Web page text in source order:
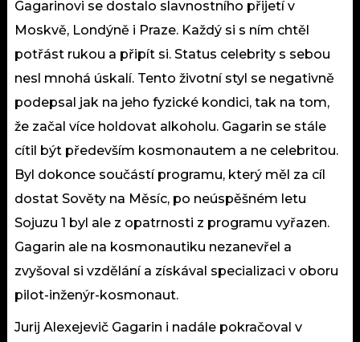
Gagarinovi se dostalo slavnostního přijetí v
Moskvě, Londýně i Praze. Každý si s ním chtěl
potřást rukou a připít si. Status celebrity s sebou
nesl mnohá úskalí. Tento životní styl se negativně
podepsal jak na jeho fyzické kondici, tak na tom,
že začal více holdovat alkoholu. Gagarin se stále
cítil být především kosmonautem a ne celebritou.
Byl dokonce součástí programu, který měl za cíl
dostat Sověty na Měsíc, po neúspěšném letu
Sojuzu 1 byl ale z opatrnosti z programu vyřazen.
Gagarin ale na kosmonautiku nezanevřel a
zvyšoval si vzdělání a získával specializaci v oboru
pilot-inženýr-kosmonaut.
Jurij Alexejevič Gagarin i nadále pokračoval v